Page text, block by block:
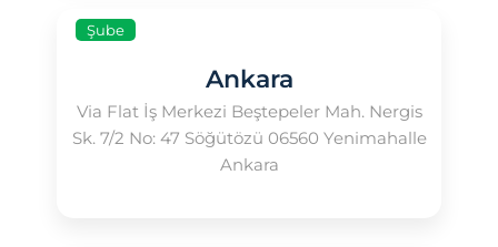
Şube
Ankara
Via Flat İş Merkezi Beştepeler Mah. Nergis
Sk. 7/2 No: 47 Söğütözü 06560 Yenimahalle
Ankara